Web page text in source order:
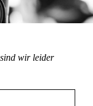
wir leider